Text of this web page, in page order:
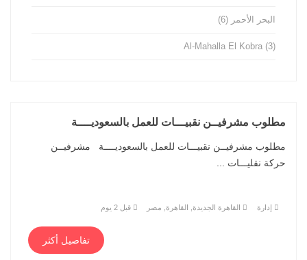
البحر الأحمر (6)
Al-Mahalla El Kobra (3)
مطلوب مشرفيــن نقبيـــات للعمل بالسعوديــــة
مطلوب مشرفيــن نقبيـــات للعمل بالسعوديــــة مشرفيــن
حركة نقليـــات ...
إدارة القاهرة الجديدة, القاهرة, مصر قبل 2 يوم
تفاصيل أكثر